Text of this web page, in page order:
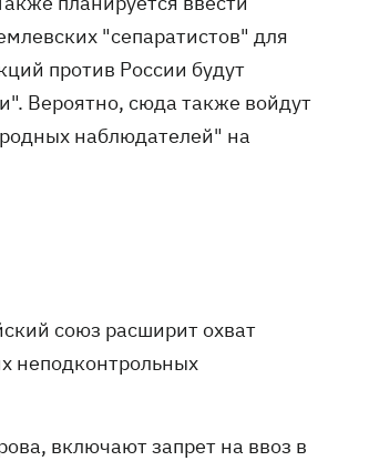
"сепаратистов" для
против России будут
Вероятно, сюда также войдут
наблюдателей" на
союз расширит охват
неподконтрольных
включают запрет на ввоз в